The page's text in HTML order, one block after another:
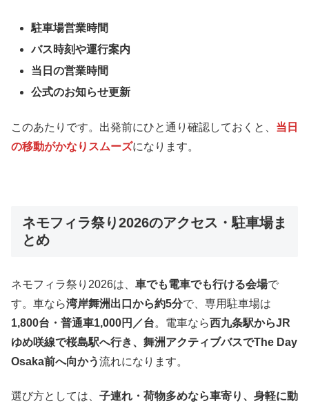
駐車場営業時間
バス時刻や運行案内
当日の営業時間
公式のお知らせ更新
このあたりです。出発前にひと通り確認しておくと、 当日
の移動がかなりスムーズになります。
ネモフィラ祭り2026のアクセス・駐車場ま
とめ
ネモフィラ祭り2026は、 車でも電車でも行ける会場で
す。車なら湾岸舞洲出口から約5分で、専用駐車場は
1,800台・普通車1,000円／台。電車なら西九条駅からJR
ゆめ咲線で桜島駅へ行き、舞洲アクティブバスでThe Day
Osaka前へ向かう流れになります。
選び方としては、 子連れ・荷物多めなら車寄り、身軽に動